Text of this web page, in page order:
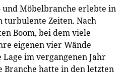
und Möbelbranche erlebte in
turbulente Zeiten. Nach
Boom, bei dem viele
eigenen vier Wände
im vergangenen Jahr
Branche hatte in den letzten